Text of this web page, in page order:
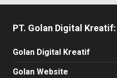
PT. Golan Digital Kreatif:
Golan Digital Kreatif
Golan Website